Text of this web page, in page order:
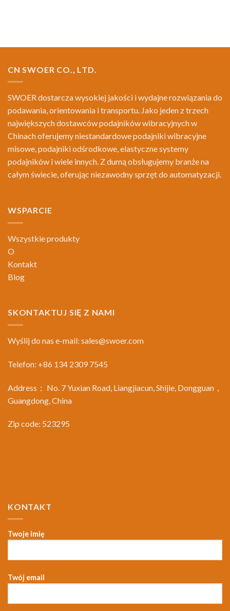
CN SWOER CO., LTD.
SWOER dostarcza wysokiej jakości i wydajne rozwiązania do
podawania, orientowania i transportu. Jako jeden z trzech
największych dostawców podajników wibracyjnych w
Chinach oferujemy niestandardowe podajniki wibracyjne
misowe, podajniki odśrodkowe, elastyczne systemy
podajników i wiele innych. Z dumą obsługujemy branże na
całym świecie, oferując niezawodny sprzęt do automatyzacji.
WSPARCIE
Wszystkie produkty
O
Kontakt
Blog
SKONTAKTUJ SIĘ Z NAMI
Wyślij do nas e-mail: sales@swoer.com
Telefon: +86 134 2309 7545
Address： No. 7 Yuxian Road, Liangjiacun, Shijie, Dongguan，
Guangdong, China
Zip code: 523295
KONTAKT
Twoje imię
Twój email